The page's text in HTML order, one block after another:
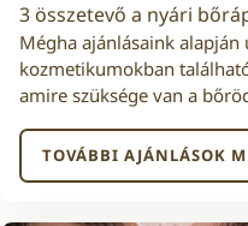
3 összetevő a nyári
Mégha ajánlásaink alapján
kozmetikumokban
amire szüksége van a
TOVÁBBI AJÁNLÁSOK